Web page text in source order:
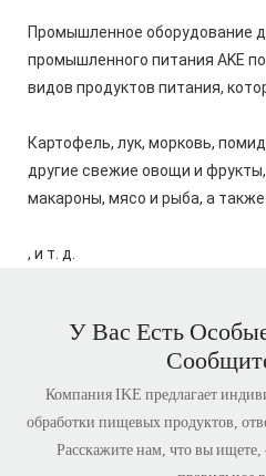
Промышленное оборудование
промышленного питания AKE
Картофель, лук, морковь,
другие свежие овощи и
У Вас Есть
Компания IKE предлагает
обработки пищевых продуктов,
Расскажите нам, что вы